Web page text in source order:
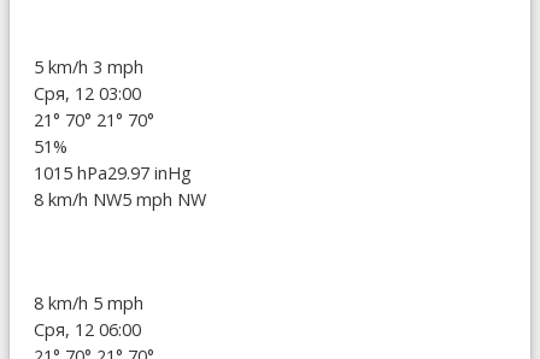
5 km/h 3 mph
Сря, 12 03:00
21° 70° 21° 70°
51%
1015 hPa29.97 inHg
8 km/h NW5 mph NW
8 km/h 5 mph
Сря, 12 06:00